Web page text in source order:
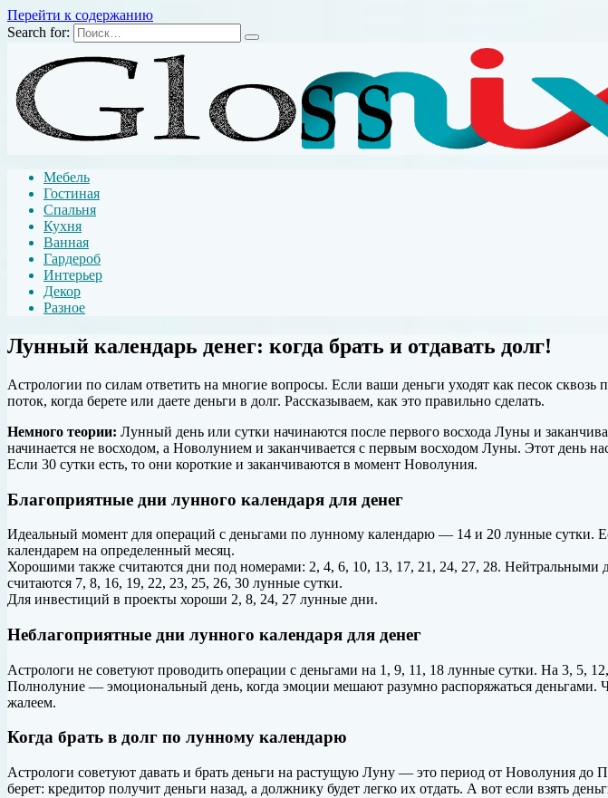
Перейти к содержанию
Search for:
Мебель
Гостиная
Спальня
Кухня
Ванная
Гардероб
Интерьер
Декор
Разное
Лунный календарь денег: когда брать и отдавать долг!
Астрологии по силам ответить на многие вопросы. Если ваши деньги уходят как песок
поток, когда берете или даете деньги в долг. Рассказываем, как это правильно сделать.
Немного теории: Лунный день или сутки начинаются после первого восхода Луны и
начинается не восходом, а Новолунием и заканчивается с первым восходом Луны. Этот день
Если 30 сутки есть, то они короткие и заканчиваются в момент Новолуния.
Благоприятные дни лунного календаря для денег
Идеальный момент для операций с деньгами по лунному календарю — 14 и 20 лунные сутки.
календарем на определенный месяц.
Хорошими также считаются дни под номерами: 2, 4, 6, 10, 13, 17, 21, 24, 27, 28. Нейтральными
считаются 7, 8, 16, 19, 22, 23, 25, 26, 30 лунные сутки.
Для инвестиций в проекты хороши 2, 8, 24, 27 лунные дни.
Неблагоприятные дни лунного календаря для денег
Астрологи не советуют проводить операции с деньгами на 1, 9, 11, 18 лунные сутки. На 3, 5,
Полнолуние — эмоциональный день, когда эмоции мешают разумно распоряжаться
жалеем.
Когда брать в долг по лунному календарю
Астрологи советуют давать и брать деньги на растущую Луну — это период от Новолуния до
берет: кредитор получит деньги назад, а должнику будет легко их отдать. А вот если взять